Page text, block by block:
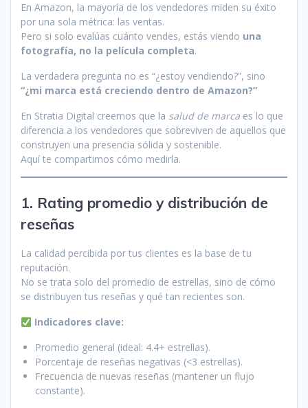
En Amazon, la mayoría de los vendedores miden su éxito
por una sola métrica: las ventas.
Pero si solo evalúas cuánto vendes, estás viendo una
fotografía, no la película completa.
La verdadera pregunta no es “¿estoy vendiendo?”, sino
“¿mi marca está creciendo dentro de Amazon?”
En Stratia Digital creemos que la salud de marca es lo que
diferencia a los vendedores que sobreviven de aquellos que
construyen una presencia sólida y sostenible.
Aquí te compartimos cómo medirla.
1. Rating promedio y distribución de
reseñas
La calidad percibida por tus clientes es la base de tu
reputación.
No se trata solo del promedio de estrellas, sino de cómo
se distribuyen tus reseñas y qué tan recientes son.
Indicadores clave:
Promedio general (ideal: 4.4+ estrellas).
Porcentaje de reseñas negativas (<3 estrellas).
Frecuencia de nuevas reseñas (mantener un flujo
constante).